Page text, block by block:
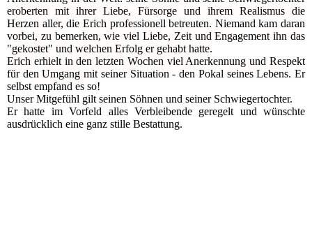
eroberten mit ihrer Liebe, Fürsorge und ihrem Realismus die
Herzen aller, die Erich professionell betreuten. Niemand kam daran
vorbei, zu bemerken, wie viel Liebe, Zeit und Engagement ihn das
"gekostet" und welchen Erfolg er gehabt hatte.
Erich erhielt in den letzten Wochen viel Anerkennung und Respekt
für den Umgang mit seiner Situation - den Pokal seines Lebens. Er
selbst empfand es so!
Unser Mitgefühl gilt seinen Söhnen und seiner Schwiegertochter.
Er hatte im Vorfeld alles Verbleibende geregelt und wünschte
ausdrücklich eine ganz stille Bestattung.